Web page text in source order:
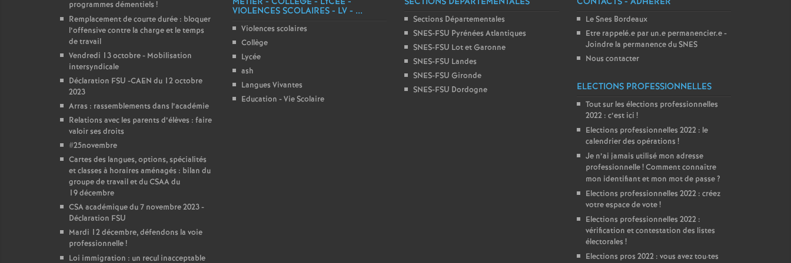
programmes démentiels !
Remplacement de courte durée : bloquer
l’offensive contre la charge et le temps
de travail
Vendredi 13 octobre - Mobilisation
intersyndicale
Déclaration FSU -CAEN du 12 octobre
2023
Arras : rassemblements dans l’académie
Relations avec les parents d’élèves : faire
valoir ses droits
#25novembre
Cartes des langues, options, spécialités
et classes à horaires aménagés : bilan du
groupe de travail et du CSAA du
19 décembre
CSA académique du 7 novembre 2023 -
Déclaration FSU
Mardi 12 décembre, défendons la voie
professionnelle!
Loi immigration : un recul inacceptable
VIOLENCES SCOLAIRES - LV - ...
Violences scolaires
Collège
Lycée
ash
Langues Vivantes
Education - Vie Scolaire
Sections Départementales
SNES-FSU Pyrénées Atlantiques
SNES-FSU Lot et Garonne
SNES-FSU Landes
SNES-FSU Gironde
SNES-FSU Dordogne
Le Snes Bordeaux
Etre rappelé.e par un.e permanencier.e -
Joindre la permanence du SNES
Nous contacter
ELECTIONS PROFESSIONNELLES
Tout sur les élections professionnelles
2022 : c’est ici !
Elections professionnelles 2022 : le
calendrier des opérations !
Je n’ai jamais utilisé mon adresse
professionnelle! Comment connaître
mon identifiant et mon mot de passe?
Elections professionnelles 2022 : créez
votre espace de vote!
Elections professionnelles 2022 :
vérification et contestation des listes
électorales !
Elections pros 2022 : vous avez tou·tes